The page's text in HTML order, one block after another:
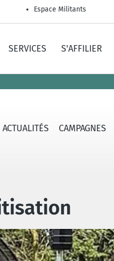
Espace Militants
SERVICES S'AFFILIER
ACTUALITÉS CAMPAGNES